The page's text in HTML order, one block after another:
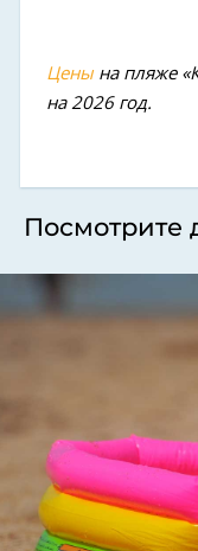
Ценына пляже
на 2026 год.
Посмотрите